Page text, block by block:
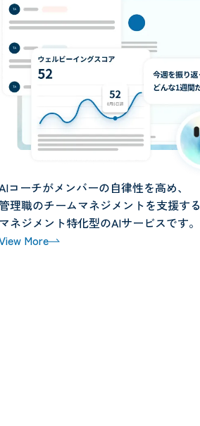
コーチがメンバーの自律性を高め、
理職のチームマネジメントを支援する
マネジメント特化型のAIサービスです。
More